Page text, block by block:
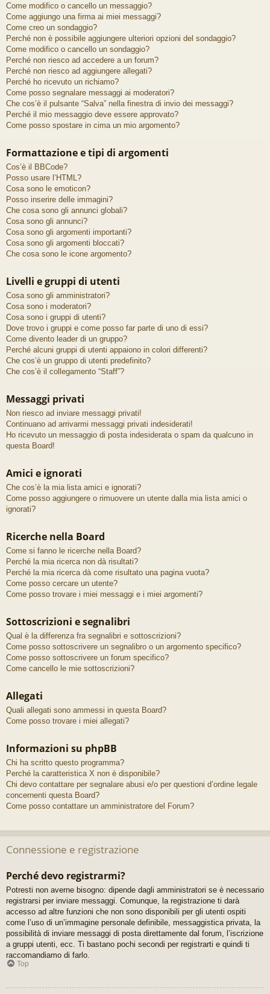
Come modifico o cancello un messaggio?
Come aggiungo una firma ai miei messaggi?
Come creo un sondaggio?
Perché non è possibile aggiungere ulteriori opzioni del sondaggio?
Come modifico o cancello un sondaggio?
Perché non riesco ad accedere a un forum?
Perché non riesco ad aggiungere allegati?
Perché ho ricevuto un richiamo?
Come posso segnalare messaggi ai moderatori?
Che cos’è il pulsante “Salva” nella finestra di invio dei messaggi?
Perché il mio messaggio deve essere approvato?
Come posso spostare in cima un mio argomento?
Formattazione e tipi di argomenti
Cos’è il BBCode?
Posso usare l’HTML?
Cosa sono le emoticon?
Posso inserire delle immagini?
Che cosa sono gli annunci globali?
Cosa sono gli annunci?
Cosa sono gli argomenti importanti?
Cosa sono gli argomenti bloccati?
Che cosa sono le icone argomento?
Livelli e gruppi di utenti
Cosa sono gli amministratori?
Cosa sono i moderatori?
Cosa sono i gruppi di utenti?
Dove trovo i gruppi e come posso far parte di uno di essi?
Come divento leader di un gruppo?
Perché alcuni gruppi di utenti appaiono in colori differenti?
Che cos’è un gruppo di utenti predefinito?
Che cos’è il collegamento “Staff”?
Messaggi privati
Non riesco ad inviare messaggi privati!
Continuano ad arrivarmi messaggi privati indesiderati!
Ho ricevuto un messaggio di posta indesiderata o spam da qualcuno in
questa Board!
Amici e ignorati
Che cos’è la mia lista amici e ignorati?
Come posso aggiungere o rimuovere un utente dalla mia lista amici o
ignorati?
Ricerche nella Board
Come si fanno le ricerche nella Board?
Perché la mia ricerca non dà risultati?
Perché la mia ricerca dà come risultato una pagina vuota?
Come posso cercare un utente?
Come posso trovare i miei messaggi e i miei argomenti?
Sottoscrizioni e segnalibri
Qual è la differenza fra segnalibri e sottoscrizioni?
Come posso sottoscrivere un segnalibro o un argomento specifico?
Come posso sottoscrivere un forum specifico?
Come cancello le mie sottoscrizioni?
Allegati
Quali allegati sono ammessi in questa Board?
Come posso trovare i miei allegati?
Informazioni su phpBB
Chi ha scritto questo programma?
Perché la caratteristica X non è disponibile?
Chi devo contattare per segnalare abusi e/o per questioni d’ordine legale
concernenti questa Board?
Come posso contattare un amministratore del Forum?
Connessione e registrazione
Perché devo registrarmi?
Potresti non averne bisogno: dipende dagli amministratori se è necessario
registrarsi per inviare messaggi. Comunque, la registrazione ti darà
accesso ad altre funzioni che non sono disponibili per gli utenti ospiti
come l’uso di un’immagine personale definibile, messaggistica privata, la
possibilità di inviare messaggi di posta direttamente dal forum, l’iscrizione
a gruppi utenti, ecc. Ti bastano pochi secondi per registrarti e quindi ti
raccomandiamo di farlo.
Top